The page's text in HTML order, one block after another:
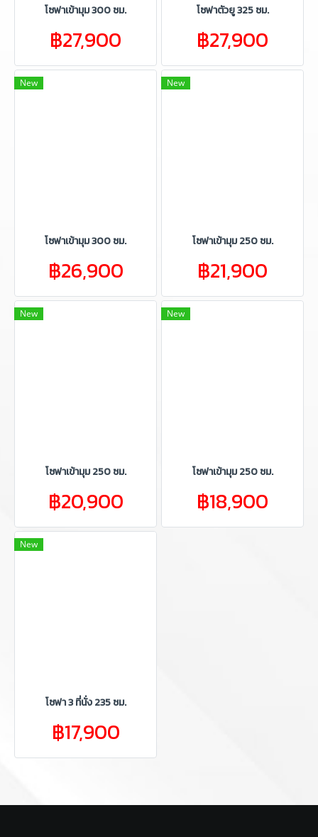
โซฟาเข้ามุม 300 ซม.
฿27,900
โซฟาตัวยู 325 ซม.
฿27,900
New
โซฟาเข้ามุม 300 ซม.
฿26,900
New
โซฟาเข้ามุม 250 ซม.
฿21,900
New
โซฟาเข้ามุม 250 ซม.
฿20,900
New
โซฟาเข้ามุม 250 ซม.
฿18,900
New
โซฟา 3 ที่นั่ง 235 ซม.
฿17,900